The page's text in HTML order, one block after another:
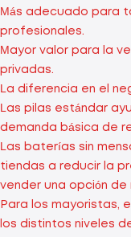
Más adecuado para
profesionales.
Mayor valor para la
privadas.
La diferencia en el
Las pilas estándar
demanda básica de
Las baterías sin
tiendas a reducir la
vender una opción de
Para los mayoristas,
los distintos niveles